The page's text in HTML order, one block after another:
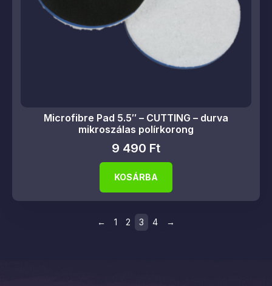
Microfibre Pad 5.5″ – CUTTING – durva
mikroszálas polírkorong
9 490 Ft
KOSÁRBA
← 1 2 3 4 →